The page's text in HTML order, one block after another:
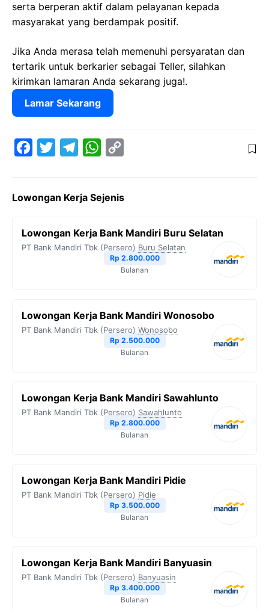
serta berperan aktif dalam pelayanan kepada
masyarakat yang berdampak positif.
Jika Anda merasa telah memenuhi persyaratan dan
tertarik untuk berkarier sebagai Teller, silahkan
kirimkan lamaran Anda sekarang juga!.
Lamar Sekarang
e
o
t
e
e
r
W
t
A
y
n
k
Lowongan Kerja Sejenis
Lowongan Kerja Bank Mandiri Buru Selatan
PT Bank Mandiri Tbk (Persero) Buru Selatan
Rp 2.800.000
Bulanan
Lowongan Kerja Bank Mandiri Wonosobo
PT Bank Mandiri Tbk (Persero) Wonosobo
Rp 2.500.000
Bulanan
Lowongan Kerja Bank Mandiri Sawahlunto
PT Bank Mandiri Tbk (Persero) Sawahlunto
Rp 2.800.000
Bulanan
Lowongan Kerja Bank Mandiri Pidie
PT Bank Mandiri Tbk (Persero) Pidie
Rp 3.500.000
Bulanan
Lowongan Kerja Bank Mandiri Banyuasin
PT Bank Mandiri Tbk (Persero) Banyuasin
Rp 3.400.000
Bulanan